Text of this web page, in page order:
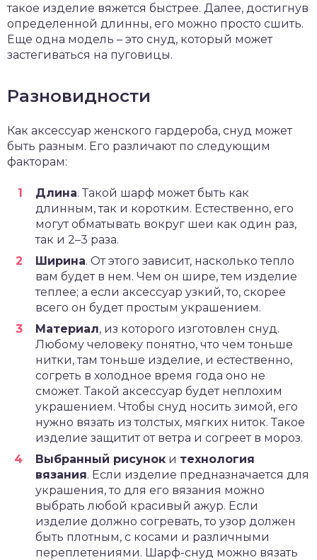
такое изделие вяжется быстрее. Далее, достигнув
определенной длинны, его можно просто сшить.
Еще одна модель – это снуд, который может
застегиваться на пуговицы.
Разновидности
Как аксессуар женского гардероба, снуд может
быть разным. Его различают по следующим
факторам:
Длина. Такой шарф может быть как
длинным, так и коротким. Естественно, его
могут обматывать вокруг шеи как один раз,
так и 2–3 раза.
Ширина. От этого зависит, насколько тепло
вам будет в нем. Чем он шире, тем изделие
теплее; а если аксессуар узкий, то, скорее
всего он будет простым украшением.
Материал, из которого изготовлен снуд.
Любому человеку понятно, что чем тоньше
нитки, там тоньше изделие, и естественно,
согреть в холодное время года оно не
сможет. Такой аксессуар будет неплохим
украшением. Чтобы снуд носить зимой, его
нужно вязать из толстых, мягких ниток. Такое
изделие защитит от ветра и согреет в мороз.
Выбранный рисунок и технология
вязания. Если изделие предназначается для
украшения, то для его вязания можно
выбрать любой красивый ажур. Если
изделие должно согревать, то узор должен
быть плотным, с косами и различными
переплетениями. Шарф-снуд можно вязать